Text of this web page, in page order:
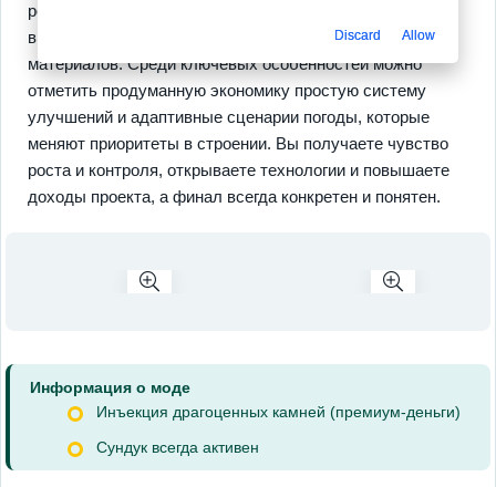
ресурсами, где решения приносят ощутимый прогресс,
видимый в виде более прочных этажей и новых
материалов. Среди ключевых особенностей можно
отметить продуманную экономику простую систему
улучшений и адаптивные сценарии погоды, которые
меняют приоритеты в строении. Вы получаете чувство
роста и контроля, открываете технологии и повышаете
доходы проекта, а финал всегда конкретен и понятен.
Информация о моде
Инъекция драгоценных камней (премиум-деньги)
Сундук всегда активен
Discard Allow